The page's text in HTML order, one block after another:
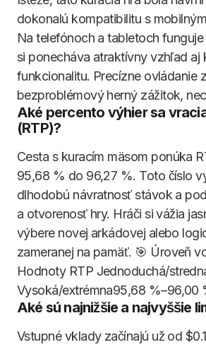
dokonalú kompatibilitu s
Na telefónoch a tabletoch
si ponecháva atraktívny vzhľad aj
funkcionalitu. Precízne ovládanie
bezproblémový herný zážitok,
Aké percento výhier sa
(RTP)?
Cesta s kuracím mäsom ponúka
95,68 % do 96,27 %. Toto číslo
dlhodobú návratnosť stávok a
a otvorenosť hry. Hráči si vážia
výbere novej arkádovej alebo
zameranej na pamäť. 🎯 Úroveň
Hodnoty RTP Jednoduchá/
Vysoká/extrémna95,68 %–96,00
Aké sú najnižšie a najvyššie
Vstupné vklady začínajú už od